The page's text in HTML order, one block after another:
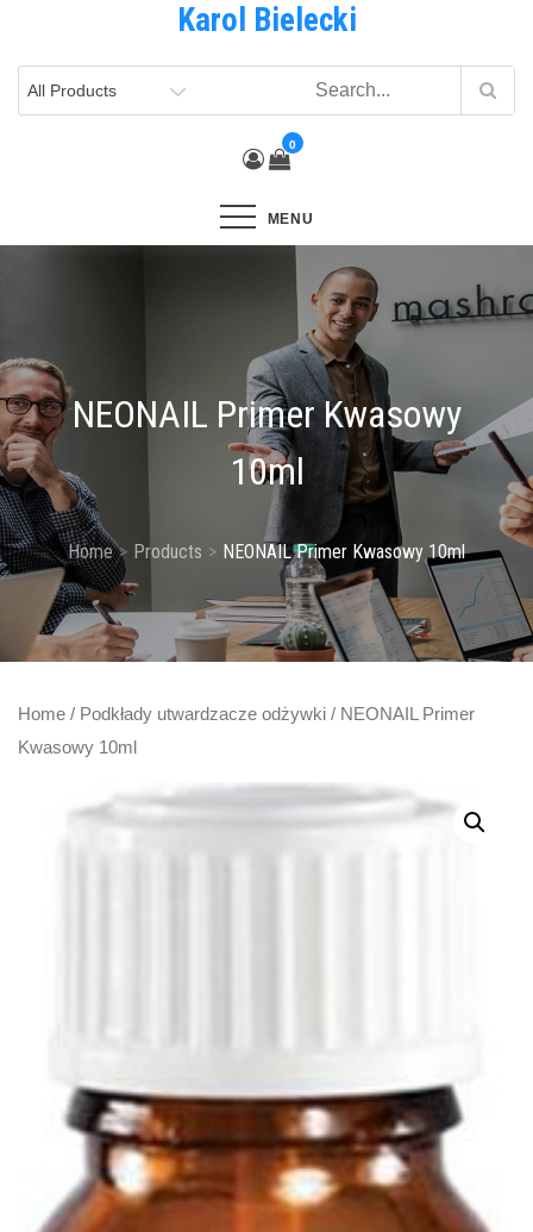
content
Karol Bielecki
0
MENU
NEONAIL Primer Kwasowy
10ml
Home Products NEONAIL Primer Kwasowy 10ml
Home / Podkłady utwardzacze odżywki / NEONAIL Primer
Kwasowy 10ml